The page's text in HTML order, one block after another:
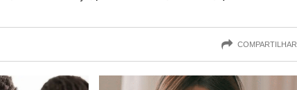
COMPARTILHAR